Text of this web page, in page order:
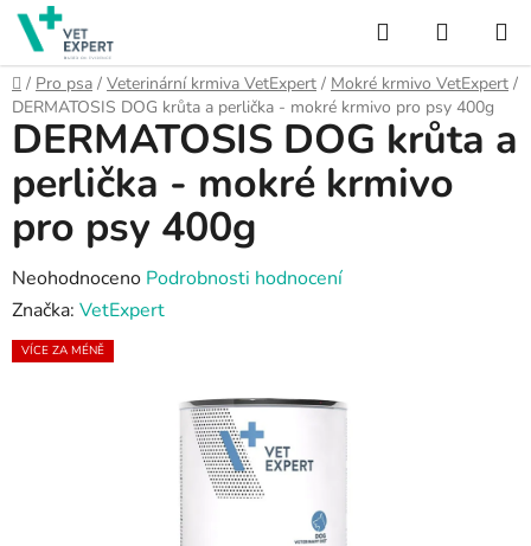
Přejít
obsah
Hledat
KOŠÍK
Domů
/ Pro psa / Veterinární krmiva VetExpert / Mokré krmivo VetExpert /
DERMATOSIS DOG krůta a perlička - mokré krmivo pro psy 400g
DERMATOSIS DOG krůta a
perlička - mokré krmivo
pro psy 400g
Průměrné
hodnocení
produktu
Neohodnoceno Podrobnosti hodnocení
Značka: VetExpert
VÍCE ZA MÉNĚ